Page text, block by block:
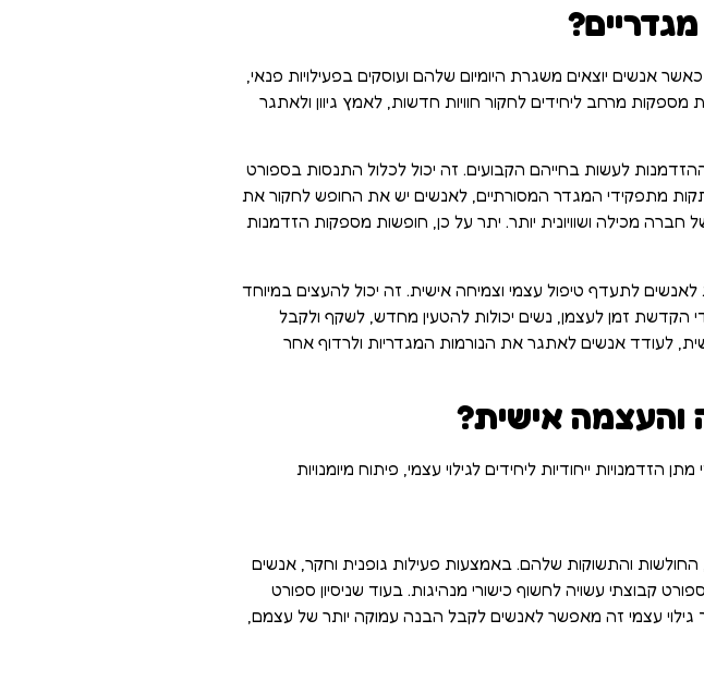
אנשים יוצאים משגרת היומיום שלהם ועוסקים בפעילויות פנאי,
מרחב ליחידים לחקור חוויות חדשות, לאמץ גיוון ולאתגר
לעשות בחייהם הקבועים. זה יכול לכלול התנסות בספורט
מתפקידי המגדר המסורתיים, לאנשים יש את החופש לחקור את
מכילה ושוויונית יותר. יתר על כן, חופשות מספקות הזדמנות
לתעדף טיפול עצמי וצמיחה אישית. זה יכול להעצים במיוחד
הקדשת זמן לעצמן, נשים יכולות להטעין מחדש, לשקף ולקבל
לעודד אנשים לאתגר את הנורמות המגדריות ולרדוף אחר
והעצמה אישית?
ייחודיות ליחידים לגילוי עצמי, פיתוח מיומנויות
החולשות והתשוקות שלהם. באמצעות פעילות גופנית וחקר, אנשים
קבוצתי עשויה לחשוף כישורי מנהיגות. בעוד שניסיון ספורט
עצמי זה מאפשר לאנשים לקבל הבנה עמוקה יותר של עצמם,